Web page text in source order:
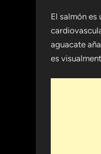
El salmón
aguacate
es